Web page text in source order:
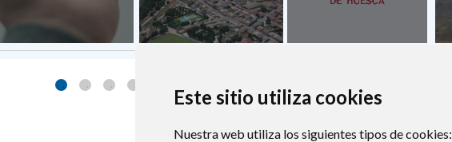
Este sitio utiliza cookies
Nuestra web utiliza los siguientes tipos de cookies: